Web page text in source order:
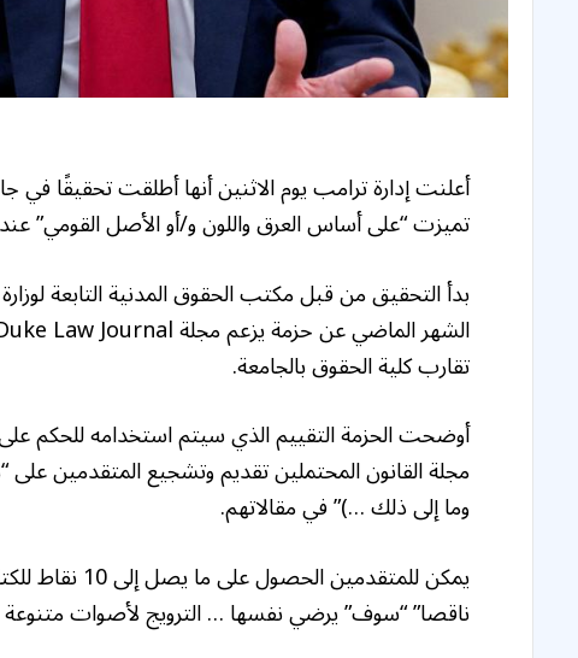
أعلنت إدارة ترامب يوم الاثنين أنها أطلقت تحقيقًا
تميزت “على أساس العرق واللون و/أو الأصل القومي”
تقارب كلية الحقوق بالجامعة.
مجلة القانون المحتملين تقديم وتشجيع المتقدمين على
وما إلى ذلك …)” في مقالاتهم.
يمكن
ناقصا” “سوف” يرضي نفسها … الترويج لأصوات متنوعة